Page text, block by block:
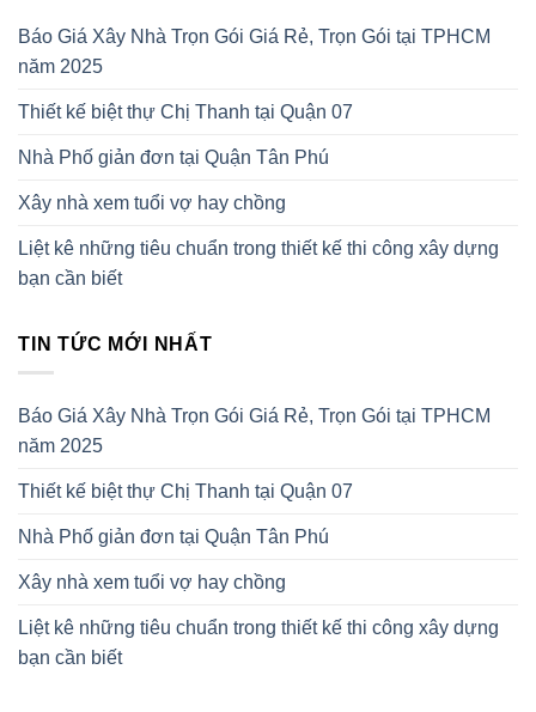
Báo Giá Xây Nhà Trọn Gói Giá Rẻ, Trọn Gói tại TPHCM
năm 2025
Thiết kế biệt thự Chị Thanh tại Quận 07
Nhà Phố giản đơn tại Quận Tân Phú
Xây nhà xem tuổi vợ hay chồng
Liệt kê những tiêu chuẩn trong thiết kế thi công xây dựng
bạn cần biết
TIN TỨC MỚI NHẤT
Báo Giá Xây Nhà Trọn Gói Giá Rẻ, Trọn Gói tại TPHCM
năm 2025
Thiết kế biệt thự Chị Thanh tại Quận 07
Nhà Phố giản đơn tại Quận Tân Phú
Xây nhà xem tuổi vợ hay chồng
Liệt kê những tiêu chuẩn trong thiết kế thi công xây dựng
bạn cần biết